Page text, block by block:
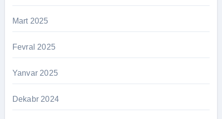
Mart 2025
Fevral 2025
Yanvar 2025
Dekabr 2024